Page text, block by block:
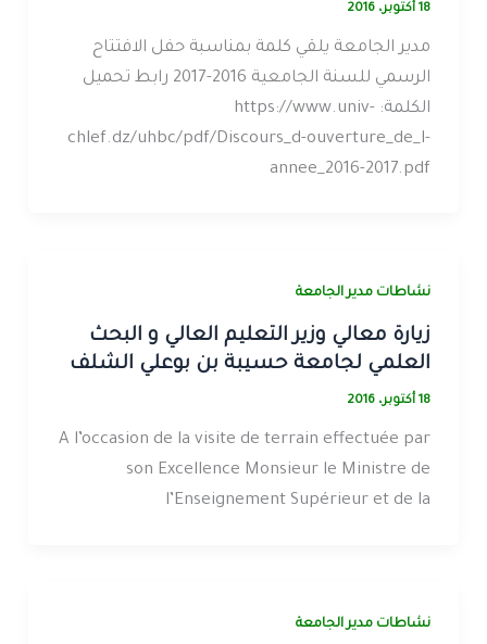
18 أكتوبر، 2016
مدير الجامعة يلقي كلمة بمناسبة حفل الافتتاح
الرسمي للسنة الجامعية 2016-2017 رابط تحميل
الكلمة: https://www.univ-
chlef.dz/uhbc/pdf/Discours_d-ouverture_de_l-
annee_2016-2017.pdf
نشاطات مدير الجامعة
زيارة معالي وزير التعليم العالي و البحث
العلمي لجامعة حسيبة بن بوعلي الشلف
18 أكتوبر، 2016
A l’occasion de la visite de terrain effectuée par
son Excellence Monsieur le Ministre de
l’Enseignement Supérieur et de la
نشاطات مدير الجامعة